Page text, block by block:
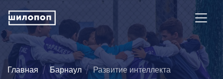
Главная Барнаул Развитие интеллекта